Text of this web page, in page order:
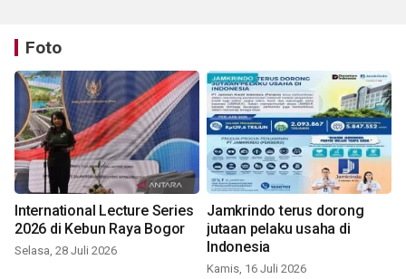
Foto
International Lecture Series
2026 di Kebun Raya Bogor
Selasa, 28 Juli 2026
Jamkrindo terus dorong
jutaan pelaku usaha di
Indonesia
Kamis, 16 Juli 2026